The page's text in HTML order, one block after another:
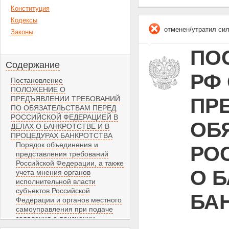
Конституция
Кодексы
Законы
Содержание
Постановление
ПОЛОЖЕНИЕ О
ПРЕДЪЯВЛЕНИИ ТРЕБОВАНИЙ
ПО ОБЯЗАТЕЛЬСТВАМ ПЕРЕД
РОССИЙСКОЙ ФЕДЕРАЦИЕЙ В
ДЕЛАХ О БАНКРОТСТВЕ И В
ПРОЦЕДУРАХ БАНКРОТСТВА
Порядок объединения и
представления требований
Российской Федерации, а также
учета мнения органов
исполнительной власти
субъектов Российской
Федерации и органов местного
самоуправления при подаче
заявления о признании
отменен/утратил
РФ
О